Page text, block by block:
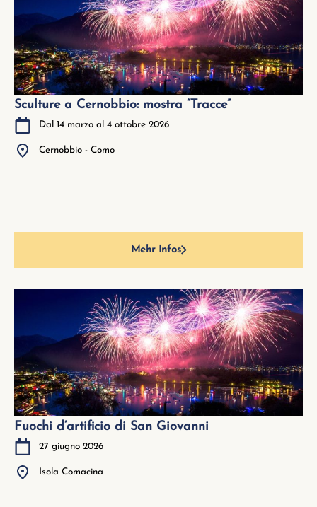
Sculture a Cernobbio: mostra “Tracce”
Dal 14 marzo al 4 ottobre 2026
Cernobbio - Como
Mehr Infos
Fuochi d’artificio di San Giovanni
27 giugno 2026
Isola Comacina